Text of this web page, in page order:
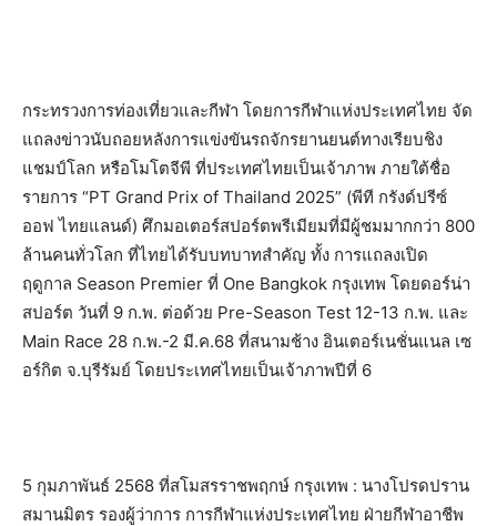
กระทรวงการท่องเที่ยวและกีฬา โดยการกีฬาแห่งประเทศไทย จัด
แถลงข่าวนับถอยหลังการแข่งขันรถจักรยานยนต์ทางเรียบชิง
แชมป์โลก หรือโมโตจีพี ที่ประเทศไทยเป็นเจ้าภาพ ภายใต้ชื่อ
รายการ “PT Grand Prix of Thailand 2025” (พีที กรังด์ปรีซ์
ออฟ ไทยแลนด์) ศึกมอเตอร์สปอร์ตพรีเมียมที่มีผู้ชมมากกว่า 800
ล้านคนทั่วโลก ที่ไทยได้รับบทบาทสำคัญ ทั้ง การแถลงเปิด
ฤดูกาล Season Premier ที่ One Bangkok กรุงเทพ โดยดอร์น่า
สปอร์ต วันที่ 9 ก.พ. ต่อด้วย Pre-Season Test 12-13 ก.พ. และ
Main Race 28 ก.พ.-2 มี.ค.68 ที่สนามช้าง อินเตอร์เนชั่นแนล เซ
อร์กิต จ.บุรีรัมย์ โดยประเทศไทยเป็นเจ้าภาพปีที่ 6
5 กุมภาพันธ์ 2568 ที่สโมสรราชพฤกษ์ กรุงเทพ : นางโปรดปราน
สมานมิตร รองผู้ว่าการ การกีฬาแห่งประเทศไทย ฝ่ายกีฬาอาชีพ